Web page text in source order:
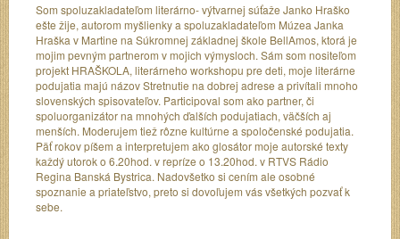
Som spoluzakladateľom literárno- výtvarnej súťaže Janko Hraško
ešte žije, autorom myšlienky a spoluzakladateľom Múzea Janka
Hraška v Martine na Súkromnej základnej škole BellAmos, ktorá je
mojim pevným partnerom v mojich výmysloch. Sám som nositeľom
projekt HRAŠKOLA, literárneho workshopu pre deti, moje literárne
podujatia majú názov Stretnutie na dobrej adrese a privítali mnoho
slovenských spisovateľov. Participoval som ako partner, či
spoluorganizátor na mnohých ďalších podujatiach, väčších aj
menších. Moderujem tiež rôzne kultúrne a spoločenské podujatia.
Päť rokov píšem a interpretujem ako glosátor moje autorské texty
každý utorok o 6.20hod. v repríze o 13.20hod. v RTVS Rádio
Regina Banská Bystrica. Nadovšetko si cením ale osobné
spoznanie a priateľstvo, preto si dovoľujem vás všetkých pozvať k
sebe.